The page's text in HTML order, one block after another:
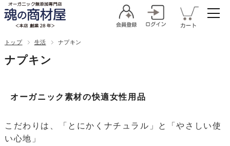
トップ 生活 ナプキン
ナプキン
オーガニック素材の快適女性用品
こだわりは、「とにかくナチュラル」と「やさしい使
い心地」